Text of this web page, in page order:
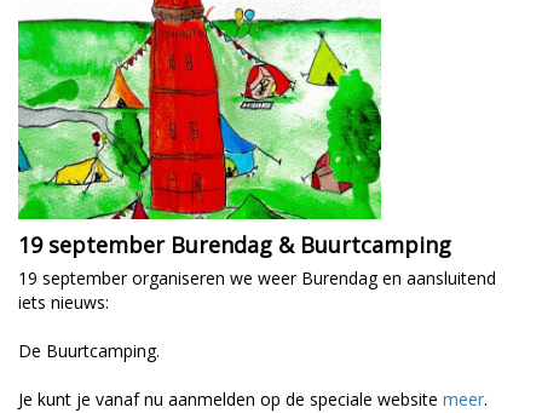
19 september Burendag & Buurtcamping
19 september organiseren we weer Burendag en aansluitend
iets nieuws:
De Buurtcamping.
Je kunt je vanaf nu aanmelden op de speciale website meer.